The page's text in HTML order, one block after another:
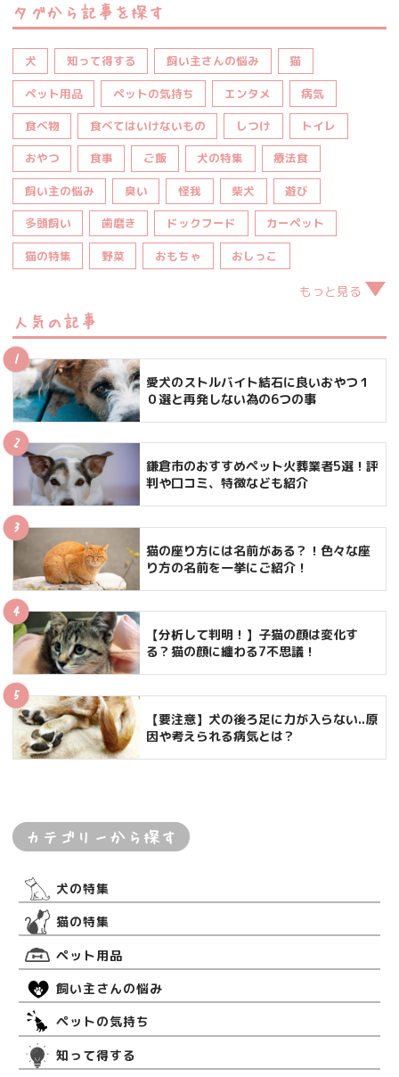
タグから記事を探す
犬 知って得する 飼い主さんの悩み 猫
ペット用品 ペットの気持ち エンタメ 病気
食べ物 食べてはいけないもの しつけ トイレ
おやつ 食事 ご飯 犬の特集 療法食
飼い主の悩み 臭い 怪我 柴犬 遊び
多頭飼い 歯磨き ドックフード カーペット
猫の特集 野菜 おもちゃ おしっこ
もっと見る
人気の記事
愛犬のストルバイト結石に良いおやつ１
０選と再発しない為の6つの事
鎌倉市のおすすめペット火葬業者5選！評
判や口コミ、特徴なども紹介
猫の座り方には名前がある？！色々な座
り方の名前を一挙にご紹介！
【分析して判明！】子猫の顔は変化す
る？猫の顔に纏わる7不思議！
【要注意】犬の後ろ足に力が入らない..原
因や考えられる病気とは？
カテゴリーから探す
犬の特集
猫の特集
ペット用品
飼い主さんの悩み
ペットの気持ち
知って得する